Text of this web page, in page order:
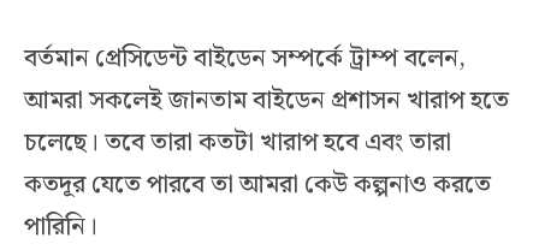
বর্তমান প্রেসিডেন্ট বাইডেন সম্পর্কে ট্রাম্প বলেন,
আমরা সকলেই জানতাম বাইডেন প্রশাসন খারাপ হতে
চলেছে। তবে তারা কতটা খারাপ হবে এবং তারা
কতদূর যেতে পারবে তা আমরা কেউ কল্পনাও করতে
পারিনি।